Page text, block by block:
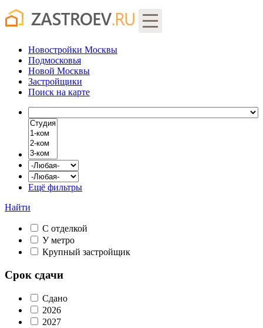
Новостройки Москвы
Подмосковья
Новой Москвы
Застройщики
Поиск на карте
Ещё фильтры
Найти
С отделкой
У метро
Крупный застройщик
Срок сдачи
Сдано
2026
2027